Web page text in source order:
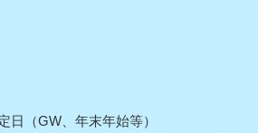
日（GW、年末年始等）